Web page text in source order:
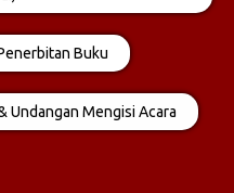
Buku
Undangan Mengisi Acara